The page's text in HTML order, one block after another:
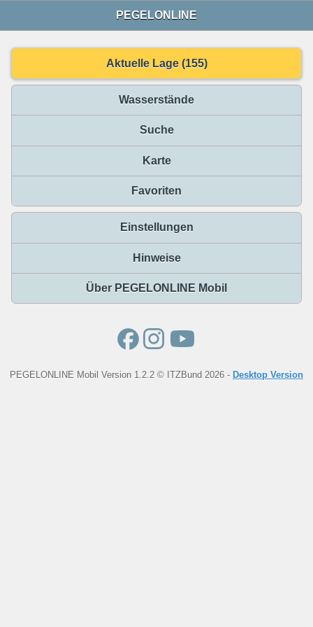
PEGELONLINE
Aktuelle Lage (155)
Wasserstände
Suche
Karte
Favoriten
Einstellungen
Hinweise
Über PEGELONLINE Mobil
PEGELONLINE Mobil Version 1.2.2 © ITZBund 2026 - Desktop Version